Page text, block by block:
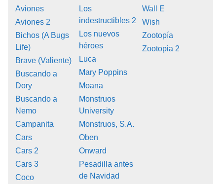
Aviones
Aviones 2
Bichos (A Bugs
Life)
Brave (Valiente)
Buscando a
Dory
Buscando a
Nemo
Campanita
Cars
Cars 2
Cars 3
Coco
Los
indestructibles 2
Los nuevos
héroes
Luca
Mary Poppins
Moana
Monstruos
University
Monstruos, S.A.
Oben
Onward
Pesadilla antes
de Navidad
Wall E
Wish
Zootopía
Zootopia 2